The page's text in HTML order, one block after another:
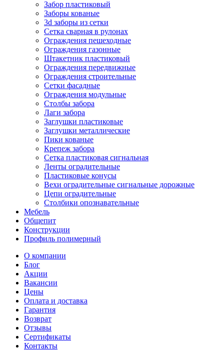
Забор пластиковый
Заборы кованые
3d заборы из сетки
Сетка сварная в рулонах
Ограждения пешеходные
Ограждения газонные
Штакетник пластиковый
Ограждения передвижные
Ограждения строительные
Сетки фасадные
Ограждения модульные
Столбы забора
Лаги забора
Заглушки пластиковые
Заглушки металлические
Пики кованые
Крепеж забора
Сетка пластиковая сигнальная
Ленты оградительные
Пластиковые конусы
Вехи оградительные сигнальные дорожные
Цепи оградительные
Столбики опознавательные
Мебель
Общепит
Конструкции
Профиль полимерный
О компании
Блог
Акции
Вакансии
Цены
Оплата и доставка
Гарантия
Возврат
Отзывы
Сертификаты
Контакты